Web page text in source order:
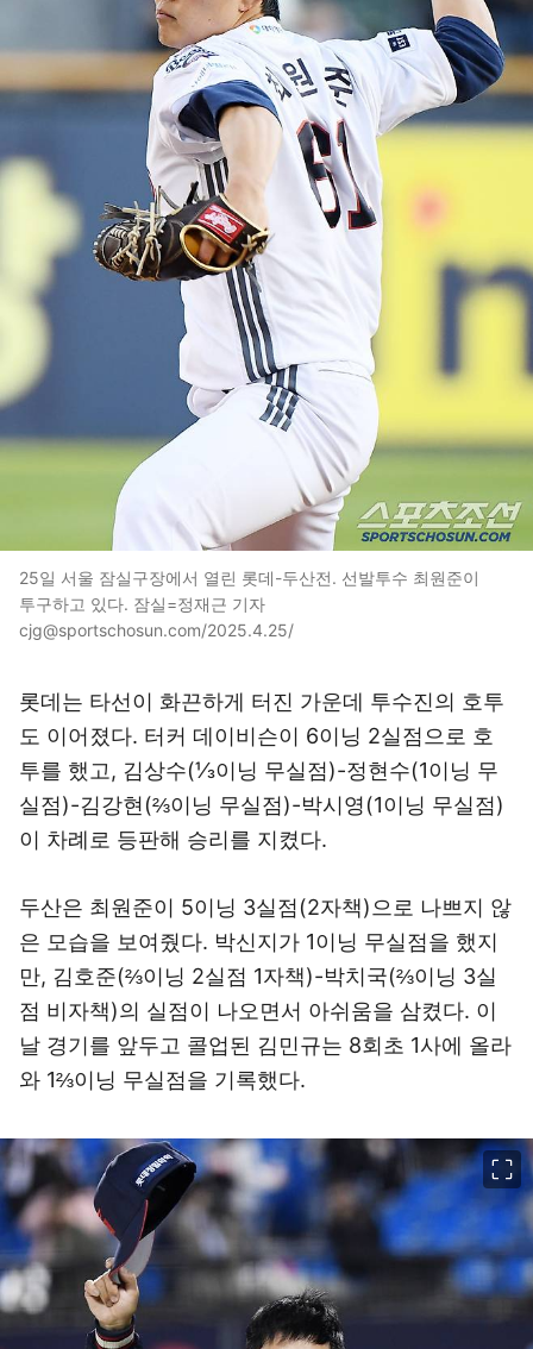
25일 서울 잠실구장에서 열린 롯데-두산전. 선발투수 최원준이
투구하고 있다. 잠실=정재근 기자
cjg@sportschosun.com/2025.4.25/
롯데는 타선이 화끈하게 터진 가운데 투수진의 호투
도 이어졌다. 터커 데이비슨이 6이닝 2실점으로 호
투를 했고, 김상수(⅓이닝 무실점)-정현수(1이닝 무
실점)-김강현(⅔이닝 무실점)-박시영(1이닝 무실점)
이 차례로 등판해 승리를 지켰다.
두산은 최원준이 5이닝 3실점(2자책)으로 나쁘지 않
은 모습을 보여줬다. 박신지가 1이닝 무실점을 했지
만, 김호준(⅔이닝 2실점 1자책)-박치국(⅔이닝 3실
점 비자책)의 실점이 나오면서 아쉬움을 삼켰다. 이
날 경기를 앞두고 콜업된 김민규는 8회초 1사에 올라
와 1⅔이닝 무실점을 기록했다.